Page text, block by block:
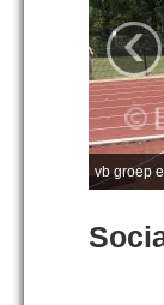
vb groep
‹